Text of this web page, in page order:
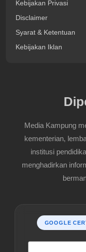
Kebijakan Privasi
Disclaimer
Syarat & Ketentuan
Kebijakan Iklan
Media Kampung
kementerian,
institusi
menghadirkan
GOOGLE